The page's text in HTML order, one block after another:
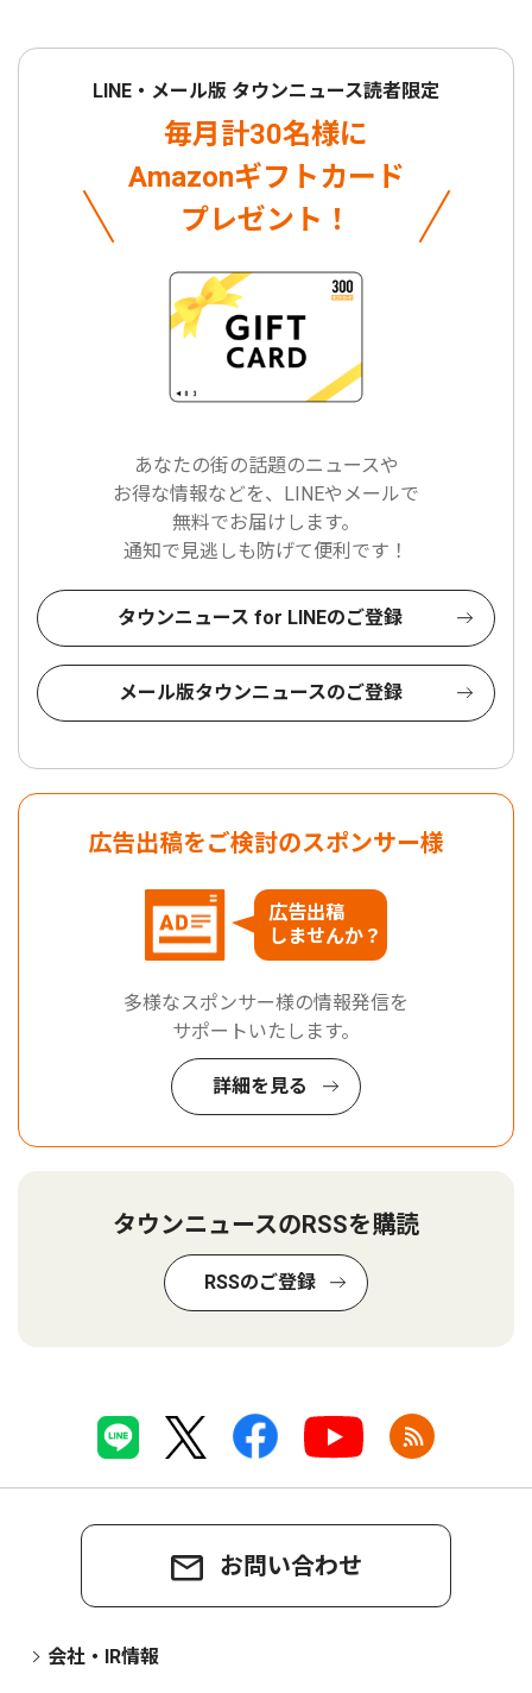
LINE・メール版 タウンニュース読者限定
毎月計30名様に
Amazonギフトカード
プレゼント！
あなたの街の話題のニュースや
お得な情報などを、LINEやメールで
無料でお届けします。
通知で見逃しも防げて便利です！
タウンニュース for LINEのご登録
メール版タウンニュースのご登録
広告出稿をご検討のスポンサー様
広告出稿
しませんか？
多様なスポンサー様の情報発信を
サポートいたします。
詳細を見る
タウンニュースのRSSを購読
RSSのご登録
お問い合わせ
会社・IR情報